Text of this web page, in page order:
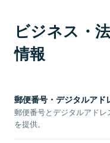
ビジネス・
情報
郵便番号・デジタルアド
郵便番号とデジタルアド
を提供。